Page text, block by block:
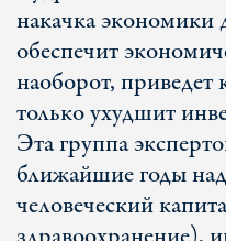
накачка экономики
обеспечит
наоборот,
только ухудшит
Эта группа
ближайшие годы
человеческий